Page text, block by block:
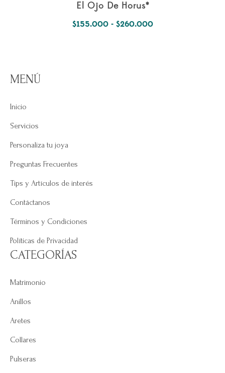
El Ojo De Horus*
$155.000 - $260.000Rango
MENÚ
Inicio
Servicios
Personaliza tu joya
Preguntas Frecuentes
Tips y Artículos de interés
Contáctanos
Términos y Condiciones
Políticas de Privacidad
CATEGORÍAS
Matrimonio
Anillos
Aretes
Collares
Pulseras